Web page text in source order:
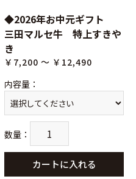
◆2026年お中元ギフト
三田マルセ牛 特上すきや
き
￥7,200 ～ ￥12,490
内容量 ：
数量 ：
カートに入れる